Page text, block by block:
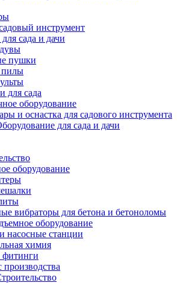
инструмент
сада и дачи
пушки
для сада
оборудование
и оснастка для садового инструмента
для сада и дачи
оборудование
вибраторы для бетона и бетоноломы
оборудование
насосные станции
химия
производства